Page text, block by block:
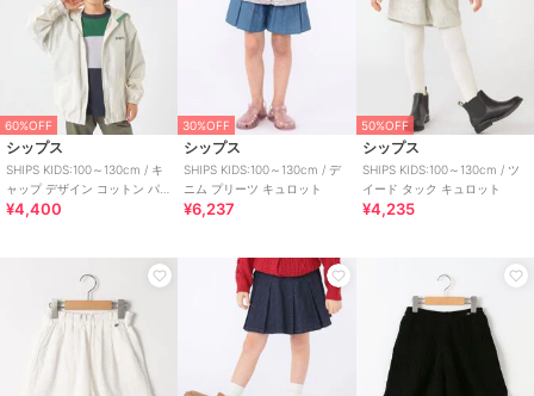
60%OFF
シップス
SHIPS KIDS:100～130cm / キ
ャップ デザイン コットン パー
カー
¥4,400
30%OFF
シップス
SHIPS KIDS:100～130cm / デ
ニム プリーツ キュロット
¥6,237
50%OFF
シップス
SHIPS KIDS:100～130cm / ツ
イード タック キュロット
¥4,235